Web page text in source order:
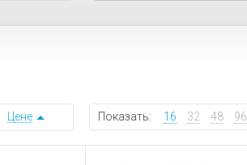
Показать: 16 32 48 96
Цене